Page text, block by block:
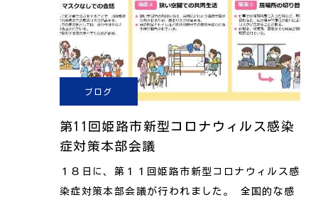
ブログ
第11回姫路市新型コロナウィルス感染
症対策本部会議
１８日に、第１１回姫路市新型コロナウィルス感
染症対策本部会議が行われました。 全国的な感